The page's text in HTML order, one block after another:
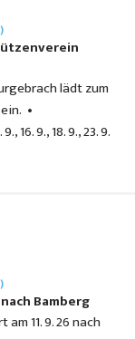
lädt zum
•
16. 9., 18. 9., 23. 9.
Bamberg
11. 9. 26 nach